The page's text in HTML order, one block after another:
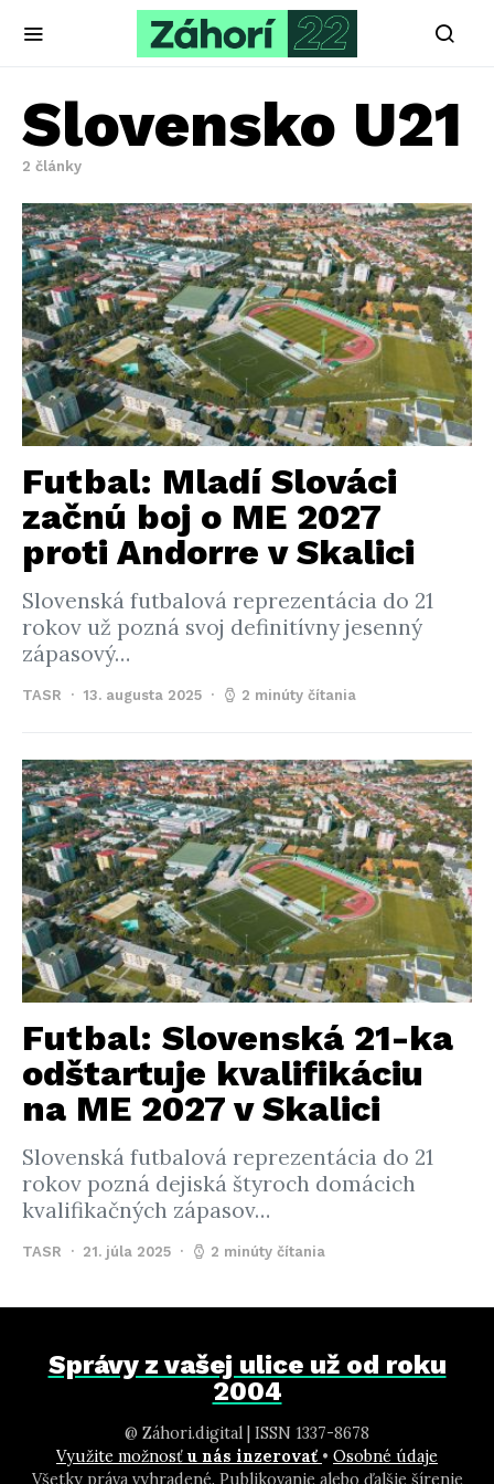
Slovensko U21
2 články
Futbal: Mladí Slováci
začnú boj o ME 2027
proti Andorre v Skalici
Slovenská futbalová reprezentácia do 21
rokov už pozná svoj definitívny jesenný
zápasový…
TASR 13. augusta 2025 2 minúty čítania
Futbal: Slovenská 21-ka
odštartuje kvalifikáciu
na ME 2027 v Skalici
Slovenská futbalová reprezentácia do 21
rokov pozná dejiská štyroch domácich
kvalifikačných zápasov…
TASR 21. júla 2025 2 minúty čítania
Správy z vašej ulice už od roku
2004
@ Záhori.digital | ISSN 1337-8678
Využite možnosť u nás inzerovať • Osobné údaje
Všetky práva vyhradené. Publikovanie alebo ďalšie šírenie